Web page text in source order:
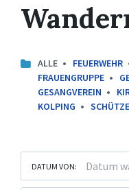
ALLE FEUERWEHR
FRAUENGRUPPE
GESANGVEREIN
KOLPING
DATUM VON: